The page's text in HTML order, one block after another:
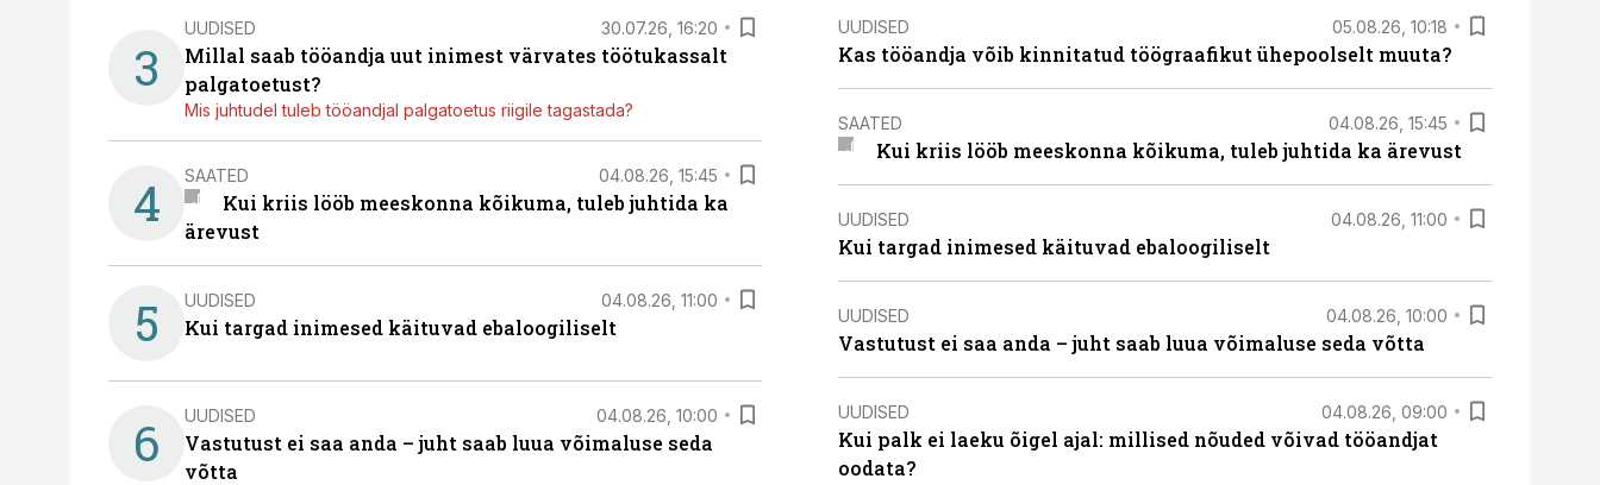
3
UUDISED 30.07.26, 16:20
Millal saab tööandja uut inimest värvates töötukassalt
palgatoetust?
Mis juhtudel tuleb tööandjal palgatoetus riigile tagastada?
4 SAATED 04.08.26, 15:45
Kui kriis lööb meeskonna kõikuma, tuleb juhtida ka
ärevust
5 UUDISED 04.08.26, 11:00
Kui targad inimesed käituvad ebaloogiliselt
6 UUDISED 04.08.26, 10:00
Vastutust ei saa anda – juht saab luua võimaluse seda
võtta
UUDISED 05.08.26, 10:18
Kas tööandja võib kinnitatud töögraafikut ühepoolselt muuta?
SAATED 04.08.26, 15:45
Kui kriis lööb meeskonna kõikuma, tuleb juhtida ka ärevust
UUDISED 04.08.26, 11:00
Kui targad inimesed käituvad ebaloogiliselt
UUDISED 04.08.26, 10:00
Vastutust ei saa anda – juht saab luua võimaluse seda võtta
UUDISED 04.08.26, 09:00
Kui palk ei laeku õigel ajal: millised nõuded võivad tööandjat
oodata?